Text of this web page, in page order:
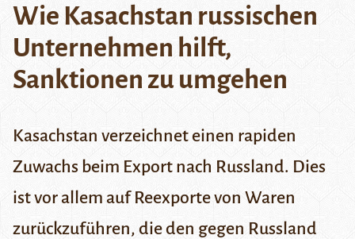
Wie Kasachstan russischen
Unternehmen hilft,
Sanktionen zu umgehen
Kasachstan verzeichnet einen rapiden
Zuwachs beim Export nach Russland. Dies
ist vor allem auf Reexporte von Waren
zurückzuführen, die den gegen Russland